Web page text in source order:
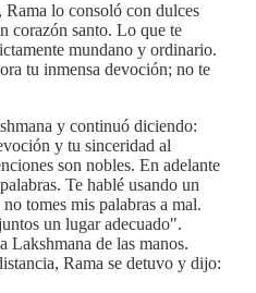
lo consoló con dulces
corazón santo. Lo que te
mundano y ordinario.
tu inmensa devoción; no te
y continuó diciendo:
y tu sinceridad al
son nobles. En adelante
Te hablé usando un
tomes mis palabras a mal.
un lugar adecuado".
Lakshmana de las manos.
Rama se detuvo y dijo: